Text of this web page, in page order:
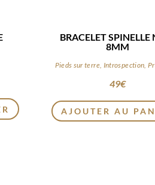
BRACELET SPINELLE
8MM
Pieds sur terre, Introspection,
49€
AJOUTER AU